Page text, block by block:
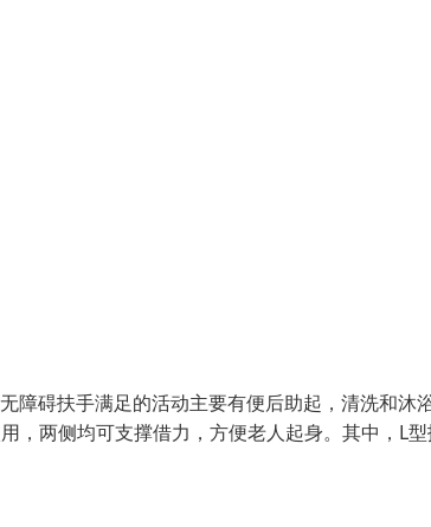
障碍扶手满足的活动主要有便后助起，清洗和沐
，两侧均可支撑借力，方便老人起身。其中，L